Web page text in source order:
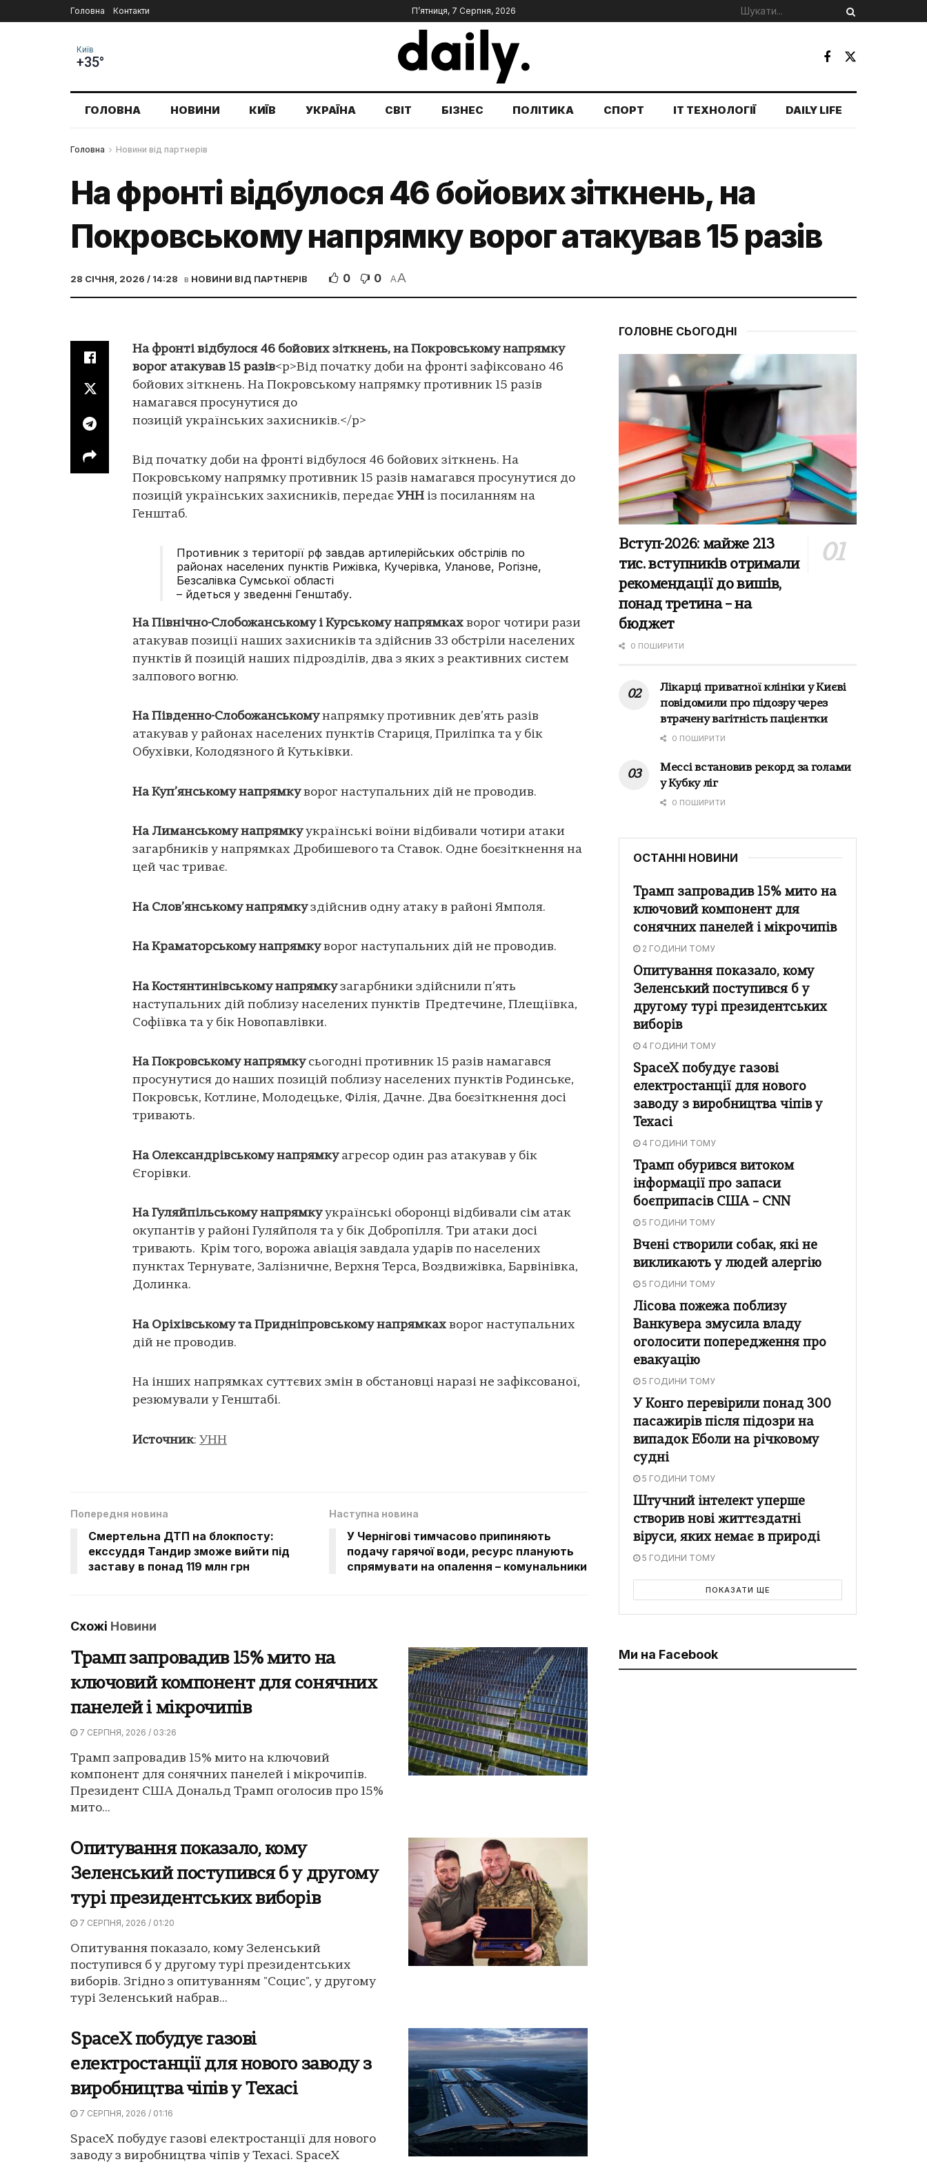
Головна Контакти П’ятниця, 7 Серпня, 2026
Київ
+35°
ГОЛОВНА НОВИНИ КИЇВ УКРАЇНА СВІТ БІЗНЕС ПОЛІТИКА СПОРТ IT ТЕХНОЛОГІЇ DAILY LIFE
Головна Новини від партнерів
На фронті відбулося 46 бойових зіткнень, на
Покровському напрямку ворог атакував 15 разів
28 СІЧНЯ, 2026 / 14:28 в НОВИНИ ВІД ПАРТНЕРІВ 0 0 AA
На фронті відбулося 46 бойових зіткнень, на Покровському напрямку
ворог атакував 15 разів<p>Від початку доби на фронті зафіксовано 46
бойових зіткнень. На Покровському напрямку противник 15 разів
намагався просунутися до
позицій українських захисників.</p>
Від початку доби на фронті відбулося 46 бойових зіткнень. На
Покровському напрямку противник 15 разів намагався просунутися до
позицій українських захисників, передає УНН із посиланням на
Генштаб.
Противник з території рф завдав артилерійських обстрілів по
районах населених пунктів Рижівка, Кучерівка, Уланове, Рогізне,
Безсалівка Сумської області
– йдеться у зведенні Генштабу.
На Північно-Слобожанському і Курському напрямках ворог чотири рази
атакував позиції наших захисників та здійснив 33 обстріли населених
пунктів й позицій наших підрозділів, два з яких з реактивних систем
залпового вогню.
На Південно-Слобожанськомунапрямку противник дев’ять разів
атакував у районах населених пунктів Стариця, Приліпка та у бік
Обухівки, Колодязного й Кутьківки.
На Куп’янському напрямкуворог наступальних дій не проводив.
На Лиманському напрямкуукраїнські воїни відбивали чотири атаки
загарбників у напрямках Дробишевого та Ставок. Одне боєзіткнення на
цей час триває.
На Слов’янському напрямкуздійснив одну атаку в районі Ямполя.
На Краматорському напрямкуворог наступальних дій не проводив.
На Костянтинівському напрямкузагарбники здійснили п’ять
наступальних дій поблизу населених пунктів Предтечине, Плещіївка,
Софіївка та у бік Новопавлівки.
На Покровському напрямкусьогодні противник 15 разів намагався
просунутися до наших позицій поблизу населених пунктів Родинське,
Покровськ, Котлине, Молодецьке, Філія, Дачне. Два боєзіткнення досі
тривають.
На Олександрівському напрямкуагресор один раз атакував у бік
Єгорівки.
На Гуляйпільському напрямкуукраїнські оборонці відбивали сім атак
окупантів у районі Гуляйполя та у бік Добропілля. Три атаки досі
тривають. Крім того, ворожа авіація завдала ударів по населених
пунктах Тернувате, Залізничне, Верхня Терса, Воздвижівка, Барвінівка,
Долинка.
На Оріхівському та Придніпровському напрямках ворог наступальних
дій не проводив.
На інших напрямках суттєвих змін в обстановці наразі не зафіксованої,
резюмували у Генштабі.
Источник: УНН
Попередня новина
Смертельна ДТП на блокпосту:
екссуддя Тандир зможе вийти під
заставу в понад 119 млн грн
Наступна новина
У Чернігові тимчасово припиняють
подачу гарячої води, ресурс планують
спрямувати на опалення – комунальники
Схожі Новини
Трамп запровадив 15% мито на
ключовий компонент для сонячних
панелей і мікрочипів
7 СЕРПНЯ, 2026 / 03:26
Трамп запровадив 15% мито на ключовий
компонент для сонячних панелей і мікрочипів.
Президент США Дональд Трамп оголосив про 15%
мито...
Опитування показало, кому
Зеленський поступився б у другому
турі президентських виборів
7 СЕРПНЯ, 2026 / 01:20
Опитування показало, кому Зеленський
поступився б у другому турі президентських
виборів. Згідно з опитуванням "Социс", у другому
турі Зеленський набрав...
SpaceX побудує газові
електростанції для нового заводу з
виробництва чіпів у Техасі
7 СЕРПНЯ, 2026 / 01:16
SpaceX побудує газові електростанції для нового
заводу з виробництва чіпів у Техасі. SpaceX
ГОЛОВНЕ СЬОГОДНІ
Вступ-2026: майже 213
тис. вступників отримали
рекомендації до вишів,
понад третина – на
бюджет
0 ПОШИРИТИ
Лікарці приватної клініки у Києві
повідомили про підозру через
втрачену вагітність пацієнтки
0 ПОШИРИТИ
Мессі встановив рекорд за голами
у Кубку ліг
0 ПОШИРИТИ
ОСТАННІ НОВИНИ
Трамп запровадив 15% мито на
ключовий компонент для
сонячних панелей і мікрочипів
2 ГОДИНИ ТОМУ
Опитування показало, кому
Зеленський поступився б у
другому турі президентських
виборів
4 ГОДИНИ ТОМУ
SpaceX побудує газові
електростанції для нового
заводу з виробництва чіпів у
Техасі
4 ГОДИНИ ТОМУ
Трамп обурився витоком
інформації про запаси
боєприпасів США – CNN
5 ГОДИНИ ТОМУ
Вчені створили собак, які не
викликають у людей алергію
5 ГОДИНИ ТОМУ
Лісова пожежа поблизу
Ванкувера змусила владу
оголосити попередження про
евакуацію
5 ГОДИНИ ТОМУ
У Конго перевірили понад 300
пасажирів після підозри на
випадок Еболи на річковому
судні
5 ГОДИНИ ТОМУ
Штучний інтелект уперше
створив нові життєздатні
віруси, яких немає в природі
5 ГОДИНИ ТОМУ
ПОКАЗАТИ ЩЕ
Ми на Facebook